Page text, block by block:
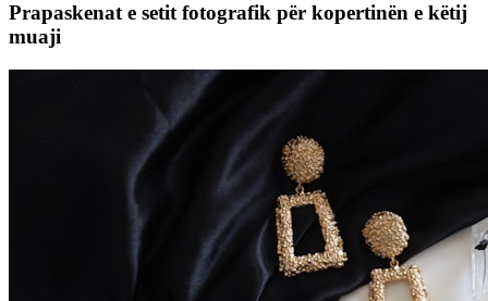
Prapaskenat e setit fotografik për kopertinën e këtij
muaji